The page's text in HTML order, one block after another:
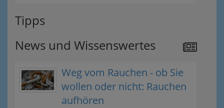
Tipps
News und Wissenswertes
Weg vom Rauchen - ob Sie
wollen oder nicht: Rauchen
aufhören